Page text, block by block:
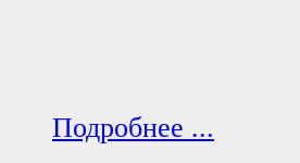
Подробнее ...